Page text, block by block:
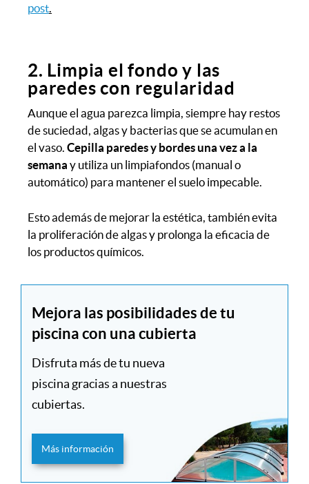
post
2. Limpia el fondo y las
paredes con regularidad
Aunque el agua parezca limpia, siempre hay restos
de suciedad, algas y bacterias que se acumulan en
el vaso. Cepilla paredes y bordes una vez a la
semana y utiliza un limpiafondos (manual o
automático) para mantener el suelo impecable.
Esto además de mejorar la estética, también evita
la proliferación de algas y prolonga la eficacia de
los productos químicos.
Mejora las posibilidades de tu
piscina con una cubierta
Disfruta más de tu nueva
piscina gracias a nuestras
cubiertas.
Más información